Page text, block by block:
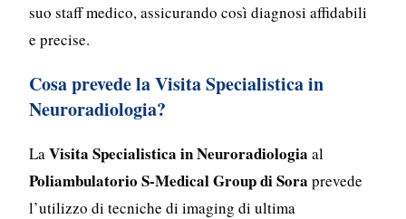
suo staff medico, assicurando così diagnosi affidabili
e precise.
Cosa prevede la Visita Specialistica in
Neuroradiologia?
LaVisita Specialistica in Neuroradiologia al
Poliambulatorio S-Medical Group di Sora prevede
l’utilizzo di tecniche di imaging di ultima